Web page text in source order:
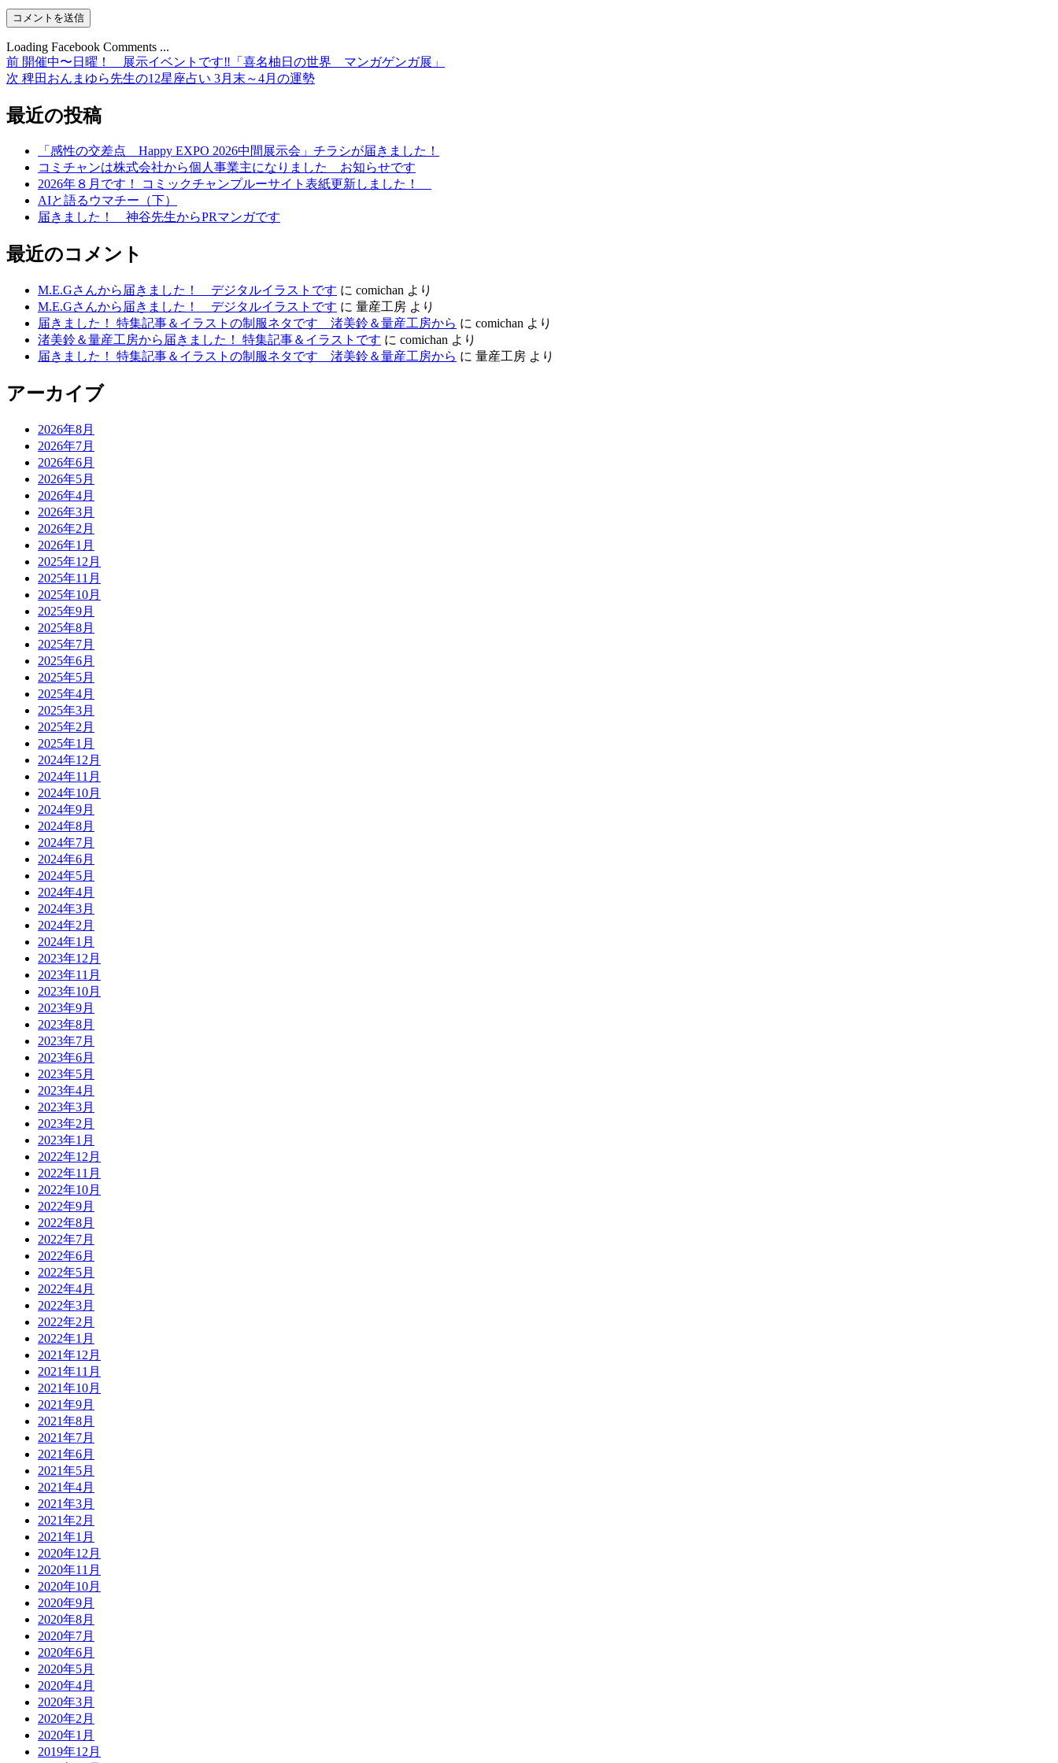
Loading Facebook Comments ...
投
稿
ナ
ョ
ン
前 前
の
稿:
開催中〜日曜！ 展示イベントです‼︎「喜名柚日の世界 マンガゲンガ展」
次 次
投
稿:
稗田おんまゆら先生の12星座占い 3月末～4月の運勢
最近の投稿
「感性の交差点 Happy EXPO 2026中間展示会」チラシが届きました！
コミチャンは株式会社から個人事業主になりました お知らせです
2026年８月です！ コミックチャンプルーサイト表紙更新しました！
AIと語るウマチー（下）
届きました！ 神谷先生からPRマンガです
最近のコメント
M.E.Gさんから届きました！ デジタルイラストです に comichan より
M.E.Gさんから届きました！ デジタルイラストです に 量産工房 より
届きました！ 特集記事＆イラストの制服ネタです 渚美鈴＆量産工房から に comichan より
渚美鈴＆量産工房から届きました！ 特集記事＆イラストです に comichan より
届きました！ 特集記事＆イラストの制服ネタです 渚美鈴＆量産工房から に 量産工房 より
アーカイブ
2026年8月
2026年7月
2026年6月
2026年5月
2026年4月
2026年3月
2026年2月
2026年1月
2025年12月
2025年11月
2025年10月
2025年9月
2025年8月
2025年7月
2025年6月
2025年5月
2025年4月
2025年3月
2025年2月
2025年1月
2024年12月
2024年11月
2024年10月
2024年9月
2024年8月
2024年7月
2024年6月
2024年5月
2024年4月
2024年3月
2024年2月
2024年1月
2023年12月
2023年11月
2023年10月
2023年9月
2023年8月
2023年7月
2023年6月
2023年5月
2023年4月
2023年3月
2023年2月
2023年1月
2022年12月
2022年11月
2022年10月
2022年9月
2022年8月
2022年7月
2022年6月
2022年5月
2022年4月
2022年3月
2022年2月
2022年1月
2021年12月
2021年11月
2021年10月
2021年9月
2021年8月
2021年7月
2021年6月
2021年5月
2021年4月
2021年3月
2021年2月
2021年1月
2020年12月
2020年11月
2020年10月
2020年9月
2020年8月
2020年7月
2020年6月
2020年5月
2020年4月
2020年3月
2020年2月
2020年1月
2019年12月